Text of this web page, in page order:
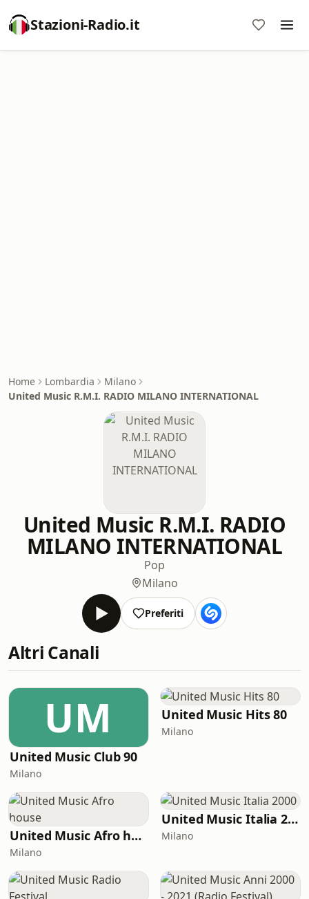
Stazioni-Radio.it
Home Lombardia
Milano
United Music R.M.I. RADIO MILANO INTERNATIONAL
United Music R.M.I. RADIO
MILANO INTERNATIONAL
Pop
Milano
Preferiti
Altri Canali
UM
United Music Club 90
Milano
United Music Hits 80
Milano
United Music Afro house
Milano
United Music Italia 2000
Milano